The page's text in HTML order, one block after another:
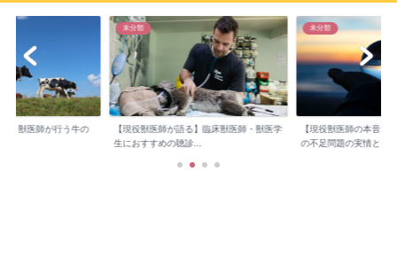
】獣医師が行う牛の
未分類
【現役獣医師が語る】臨床獣医師・獣医学
生におすすめの聴診...
未分類
【現役獣医師の本音】
の不足問題の実情と...